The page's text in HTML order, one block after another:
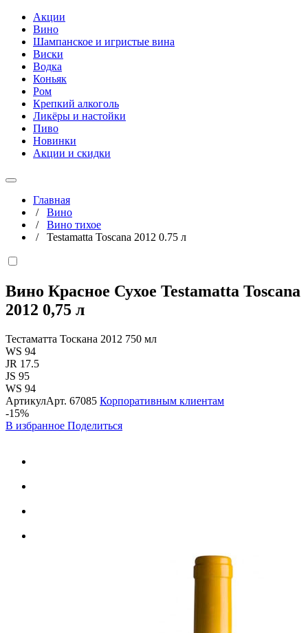
Акции
Вино
Шампанское и игристые вина
Виски
Водка
Коньяк
Ром
Крепкий алкоголь
Ликёры и настойки
Пиво
Новинки
Акции и скидки
Главная
/ Вино
/ Вино тихое
/ Testamatta Toscana 2012 0.75 л
Вино Красное Сухое Testamatta Toscana
2012 0,75 л
Тестаматта Тоскана 2012 750 мл
WS 94
JR 17.5
JS 95
WS 94
АртикулАрт. 67085 Корпоративным клиентам
-15%
В избранное Поделиться